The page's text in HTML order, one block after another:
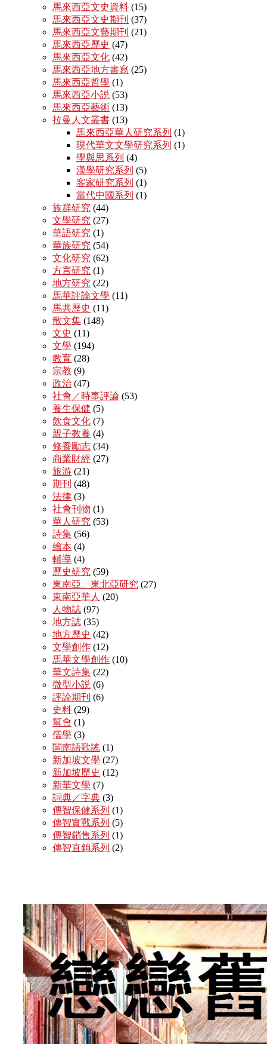
馬來西亞文史資料 (15)
馬來西亞文史期刊 (37)
馬來西亞文藝期刊 (21)
馬來西亞歷史 (47)
馬來西亞文化 (42)
馬來西亞地方書寫 (25)
馬來西亞哲學 (1)
馬來西亞小説 (53)
馬來西亞藝術 (13)
拉曼人文叢書 (13)
馬來西亞華人研究系列 (1)
現代華文文學研究系列 (1)
學與思系列 (4)
漢學研究系列 (5)
客家研究系列 (1)
當代中國系列 (1)
族群研究 (44)
文學研究 (27)
華語研究 (1)
華族研究 (54)
文化研究 (62)
方言研究 (1)
地方研究 (22)
馬華評論文學 (11)
馬共歷史 (11)
散文集 (148)
文史 (11)
文學 (194)
教育 (28)
宗教 (9)
政治 (47)
社會／時事評論 (53)
養生保健 (5)
飲食文化 (7)
親子教養 (4)
修養勵志 (34)
商業財經 (27)
旅游 (21)
期刊 (48)
法律 (3)
社會刊物 (1)
華人研究 (53)
詩集 (56)
繪本 (4)
輔導 (4)
歷史研究 (59)
東南亞、東北亞研究 (27)
東南亞華人 (20)
人物誌 (97)
地方誌 (35)
地方歷史 (42)
文學創作 (12)
馬華文學創作 (10)
華文詩集 (22)
微型小説 (6)
評論期刊 (6)
史料 (29)
幫會 (1)
儒學 (3)
閩南語歌謠 (1)
新加坡文學 (27)
新加坡歷史 (12)
新華文學 (7)
詞典／字典 (3)
傳智保健系列 (1)
傳智實戰系列 (5)
傳智銷售系列 (1)
傳智直銷系列 (2)